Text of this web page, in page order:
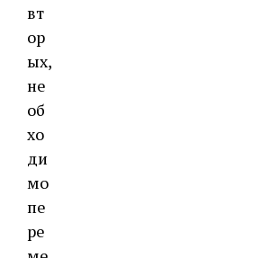
вт
ор
ых,
не
об
хо
ди
мо
пе
ре